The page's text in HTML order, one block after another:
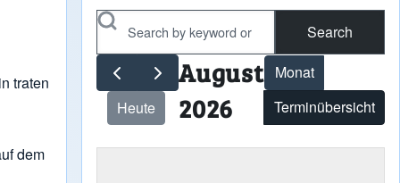
traten
dem
Search
Heute
August
2026
Monat
Terminübersicht